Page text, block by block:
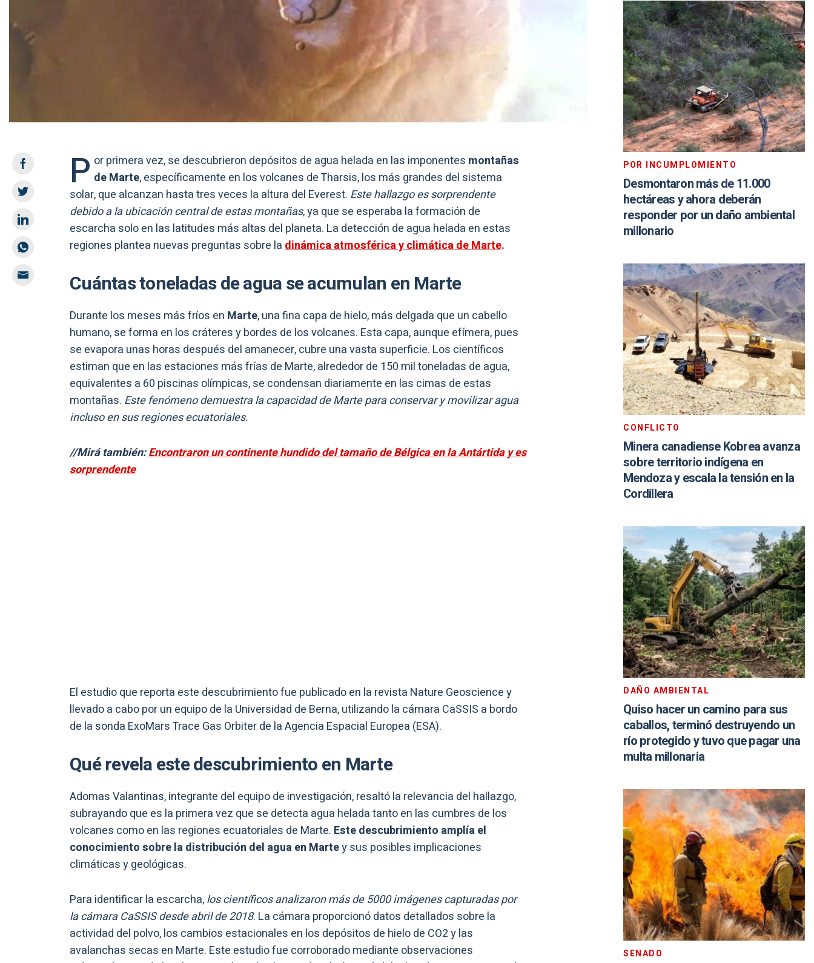
P or primera vez, se descubrieron depósitos de agua helada en las imponentes montañas
de Marte, específicamente en los volcanes de Tharsis, los más grandes del sistema
solar, que alcanzan hasta tres veces la altura del Everest. Este hallazgo es sorprendente
debido a la ubicación central de estas montañas, ya que se esperaba la formación de
escarcha solo en las latitudes más altas del planeta. La detección de agua helada en estas
regiones plantea nuevas preguntas sobre ladinámica atmosférica y climática de Marte.
Cuántas toneladas de agua se acumulan en Marte
Durante los meses más fríos en Marte, una fina capa de hielo, más delgada que un cabello
humano, se forma en los cráteres y bordes de los volcanes. Esta capa, aunque efímera, pues
se evapora unas horas después del amanecer, cubre una vasta superficie. Los científicos
estiman que en las estaciones más frías de Marte, alrededor de 150 mil toneladas de agua,
equivalentes a 60 piscinas olímpicas, se condensan diariamente en las cimas de estas
montañas. Este fenómeno demuestra la capacidad de Marte para conservar y movilizar agua
incluso en sus regiones ecuatoriales.
//Mirá también:Encontraron un continente hundido del tamaño de Bélgica en la Antártida y es
sorprendente
El estudio que reporta este descubrimiento fue publicado en la revista Nature Geoscience y
llevado a cabo por un equipo de la Universidad de Berna, utilizando la cámara CaSSIS a bordo
de la sonda ExoMars Trace Gas Orbiter de la Agencia Espacial Europea (ESA).
Qué revela este descubrimiento en Marte
Adomas Valantinas, integrante del equipo de investigación, resaltó la relevancia del hallazgo,
subrayando que es la primera vez que se detecta agua helada tanto en las cumbres de los
volcanes como en las regiones ecuatoriales de Marte. Este descubrimiento amplía el
conocimiento sobre la distribución del agua en Martey sus posibles implicaciones
climáticas y geológicas.
Para identificar la escarcha,los científicos analizaron más de 5000 imágenes capturadas por
la cámara CaSSIS desde abril de 2018. La cámara proporcionó datos detallados sobre la
actividad del polvo, los cambios estacionales en los depósitos de hielo de CO2 y las
avalanchas secas en Marte. Este estudio fue corroborado mediante observaciones
POR INCUMPLOMIENTO
Desmontaron más de 11.000
hectáreas y ahora deberán
responder por un daño ambiental
millonario
CONFLICTO
Minera canadiense Kobrea avanza
sobre territorio indígena en
Mendoza y escala la tensión en la
Cordillera
DAÑO AMBIENTAL
Quiso hacer un camino para sus
caballos, terminó destruyendo un
río protegido y tuvo que pagar una
multa millonaria
SENADO